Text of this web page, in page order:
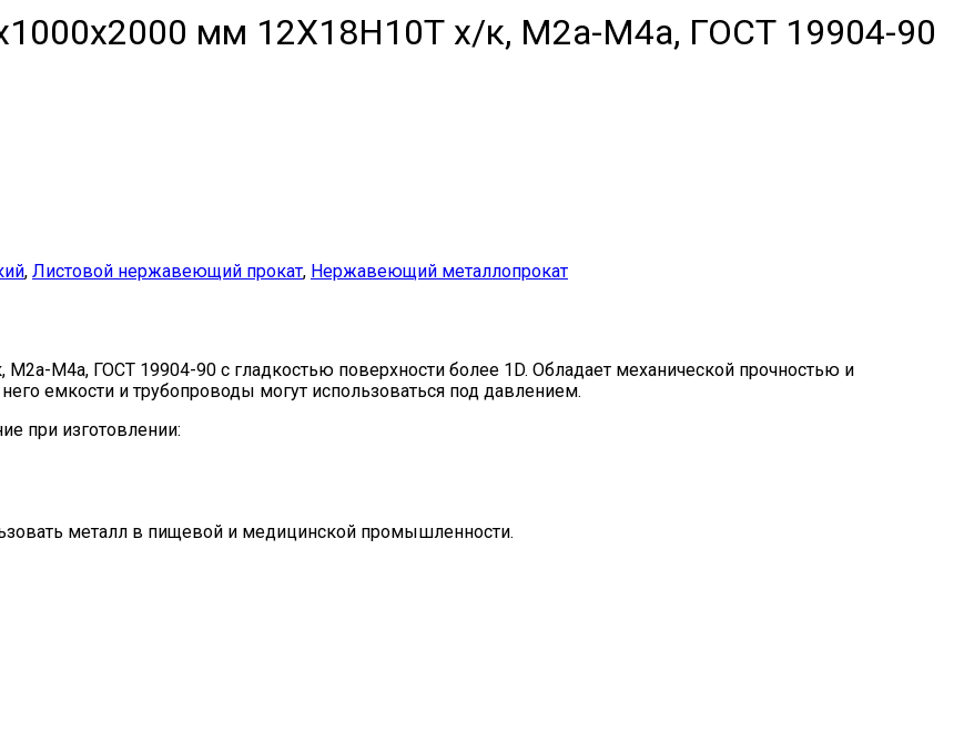
мм 12Х18Н10Т х/к, М2а-М4а, ГОСТ 19904-90
, Листовой нержавеющий прокат, Нержавеющий металлопрокат
М4а, ГОСТ 19904-90 с гладкостью поверхности более 1D. Обладает механической прочностью и
емкости и трубопроводы могут использоваться под давлением.
при изготовлении:
металл в пищевой и медицинской промышленности.